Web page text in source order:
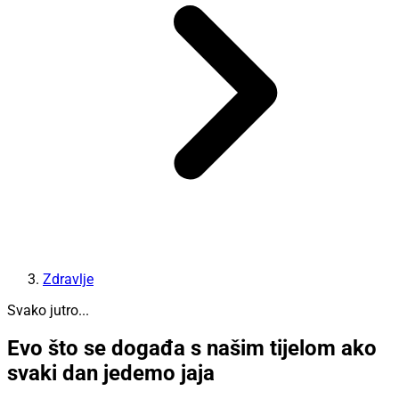
Zdravlje
Svako jutro...
Evo što se događa s našim tijelom ako
svaki dan jedemo jaja